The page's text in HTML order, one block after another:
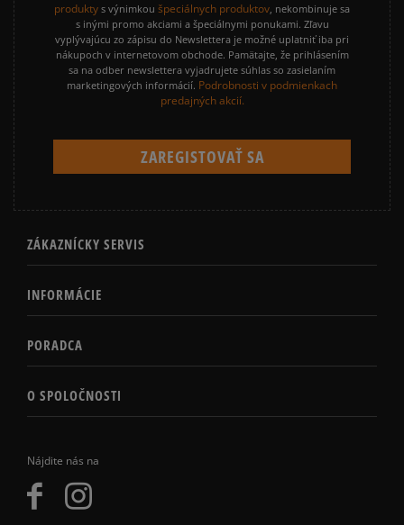
Nájdite nás na
produkty s výnimkou špeciálnych produktov, nekombinuje sa
s inými promo akciami a špeciálnymi ponukami. Zľavu
vyplývajúcu zo zápisu do Newslettera je možné uplatniť iba pri
nákupoch v internetovom obchode. Pamätajte, že prihlásením
sa na odber newslettera vyjadrujete súhlas so zasielaním
marketingových informácií. Podrobnosti v podmienkach
predajných akcií.
ZÁKAZNÍCKY SERVIS
INFORMÁCIE
PORADCA
O SPOLOČNOSTI